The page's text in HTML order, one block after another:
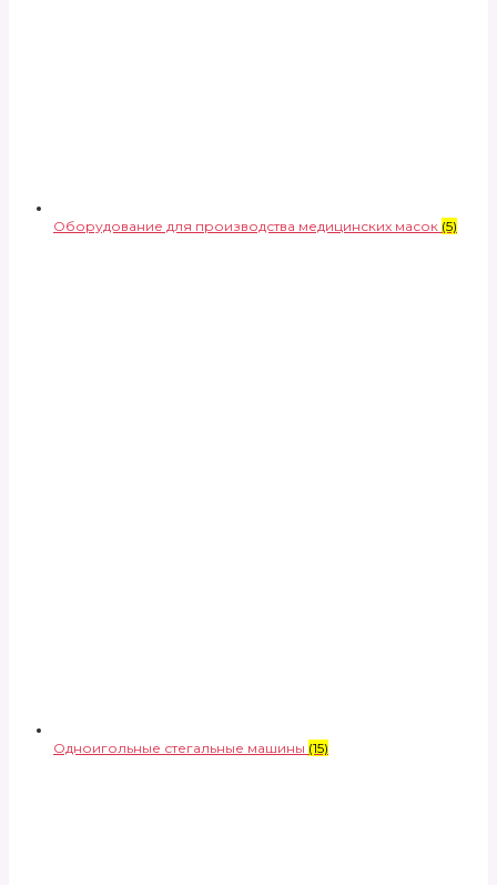
Оборудование для производства медицинских масок (5)
Одноигольные стегальные машины (15)